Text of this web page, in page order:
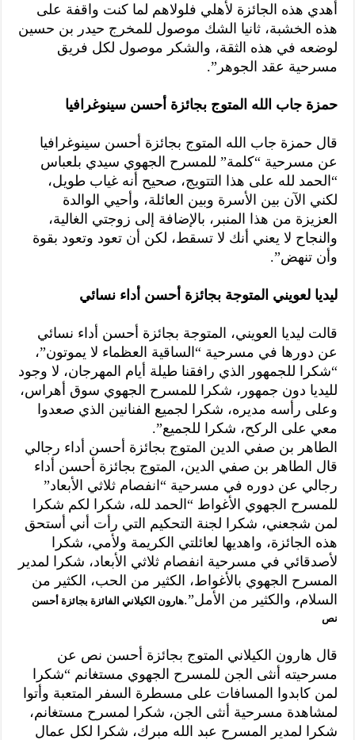
أهدي هذه الجائزة لأهلي فلولاهم لما كنت واقفة على
هذه الخشبة، ثانيا الشك موصول للمخرج حيدر بن حسين
لوضعه في هذه الثقة، والشكر موصول لكل فريق
مسرحية عقد الجوهر”.
حمزة جاب الله المتوج بجائزة أحسن سينوغرافيا
قال حمزة جاب الله المتوج بجائزة أحسن سينوغرافيا
عن مسرحية “كلمة” للمسرح الجهوي سيدي بلعباس
“الحمد لله على هذا التتويج، صحيح أنه غياب طويل،
لكني الآن بين الأسرة وبين العائلة، وأحيي الوالدة
العزيزة من هذا المنبر، بالإضافة إلى زوجتي الغالية،
والنجاح لا يعني أنك لا تسقط، لكن أن تعود وتعود بقوة
وأن تنهض”.
ليديا لعويني المتوجة بجائزة أحسن أداء نسائي
قالت ليديا العويني، المتوجة بجائزة أحسن أداء نسائي
عن دورها في مسرحية “الساقية العظماء لا يموتون”،
“شكرا للجمهور الذي رافقنا طيلة أيام المهرجان، لا وجود
لليديا دون جمهور، شكرا للمسرح الجهوي سوق أهراس،
وعلى رأسه مديره، شكرا لجميع الفنانين الذي صعدوا
معي على الركح، شكرا للجميع”.
الطاهر بن صفي الدين المتوج بجائزة أحسن أداء رجالي
قال الطاهر بن صفي الدين، المتوج بجائزة أحسن أداء
رجالي عن دوره في مسرحية “انفصام ثلاثي الأبعاد”
للمسرح الجهوي الأغواط “الحمد لله، شكرا لكم شكرا
لمن شجعني، شكرا لجنة التحكيم التي رأت أني أستحق
هذه الجائزة، واهديها لعائلتي الكريمة ولأمي، شكرا
لأصدقائي في مسرحية انفصام ثلاثي الأبعاد، شكرا لمدير
المسرح الجهوي بالأغواط، الكثير من الحب، الكثير من
السلام، والكثير من الأمل”.هارون الكيلاني الفائزة بجائزة أحسن
نص
قال هارون الكيلاني المتوج بجائزة أحسن نص عن
مسرحيته أنثى الجن للمسرح الجهوي مستغانم “شكرا
لمن كابدوا المسافات على مسطرة السفر المتعبة وأتوا
لمشاهدة مسرحية أنثى الجن، شكرا لمسرح مستغانم،
شكرا لمدير المسرح عبد الله مبرك، شكرا لكل عمال